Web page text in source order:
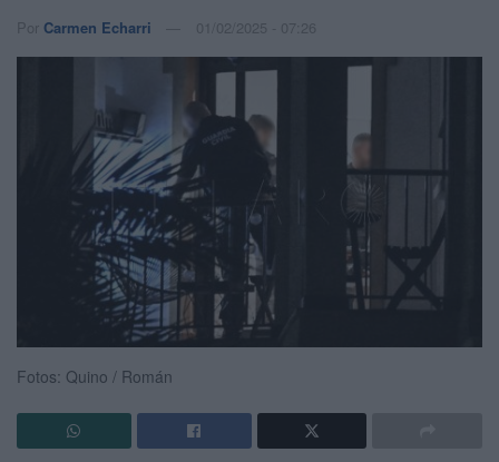
Por Carmen Echarri 01/02/2025 - 07:26
Fotos: Quino / Román